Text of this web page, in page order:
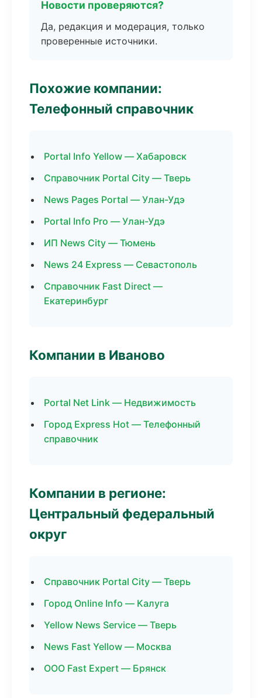
Новости проверяются?
Да, редакция и модерация, только
проверенные источники.
Похожие компании:
Телефонный справочник
Portal Info Yellow — Хабаровск
Справочник Portal City — Тверь
News Pages Portal — Улан-Удэ
Portal Info Pro — Улан-Удэ
ИП News City — Тюмень
News 24 Express — Севастополь
Справочник Fast Direct —
Екатеринбург
Компании в Иваново
Portal Net Link — Недвижимость
Город Express Hot — Телефонный
справочник
Компании в регионе:
Центральный федеральный
округ
Справочник Portal City — Тверь
Город Online Info — Калуга
Yellow News Service — Тверь
News Fast Yellow — Москва
ООО Fast Expert — Брянск